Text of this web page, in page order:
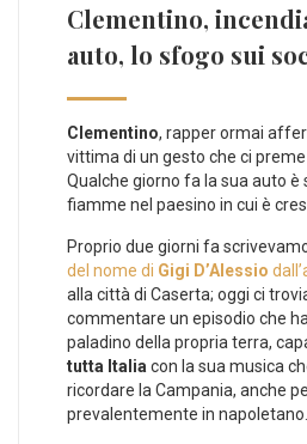
Clementino,
auto, lo sfogo sui
Clementino, rapper ormai
vittima di un gesto che ci
Qualche giorno fa la sua auto è
fiamme nel paesino in cui è
Proprio due giorni fa
del nome di Gigi D’Alessio
alla città di Caserta; oggi ci
commentare un episodio che
paladino della propria terra,
tutta Italia con la sua musica
ricordare la Campania, anche
prevalentemente in napoletano.